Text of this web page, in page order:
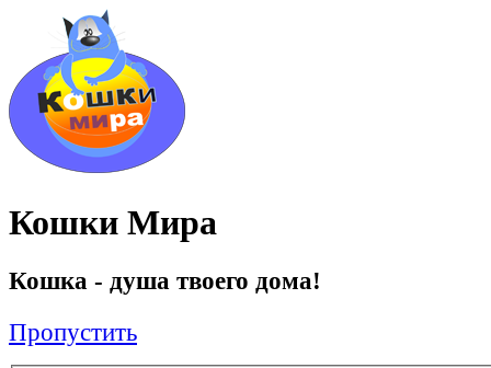
Кошки Мира
Кошка - душа твоего дома!
Пропустить